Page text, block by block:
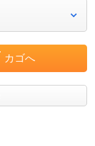
カゴへ